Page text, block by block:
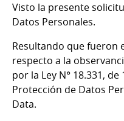
Visto la presente
Datos Personales.
Resultando que fueron
respecto a la
por la Ley N° 18.331,
Protección de Datos
Data.